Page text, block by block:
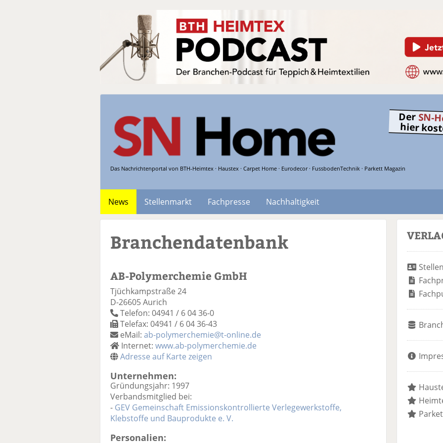
Das Nachrichtenportal von BTH-Heimtex · Haustex · Carpet Home · Eurodecor · FussbodenTechnik · Parkett Magazin
Der SN-
hier
News Stellenmarkt Fachpresse
Nachhaltigkeit
Branchendatenbank
AB-Polymerchemie GmbH
Tjüchkampstraße 24
D-26605 Aurich
Telefon: 04941 / 6 04 36-0
Telefax: 04941 / 6 04 36-43
eMail: ab-polymerchemie@t-online.de
Internet: www.ab-polymerchemie.de
Adresse auf Karte zeigen
Unternehmen:
Gründungsjahr: 1997
Verbandsmitglied bei:
- GEV Gemeinschaft Emissionskontrollierte Verlegewerkstoffe,
Klebstoffe und Bauprodukte e. V.
Personalien: